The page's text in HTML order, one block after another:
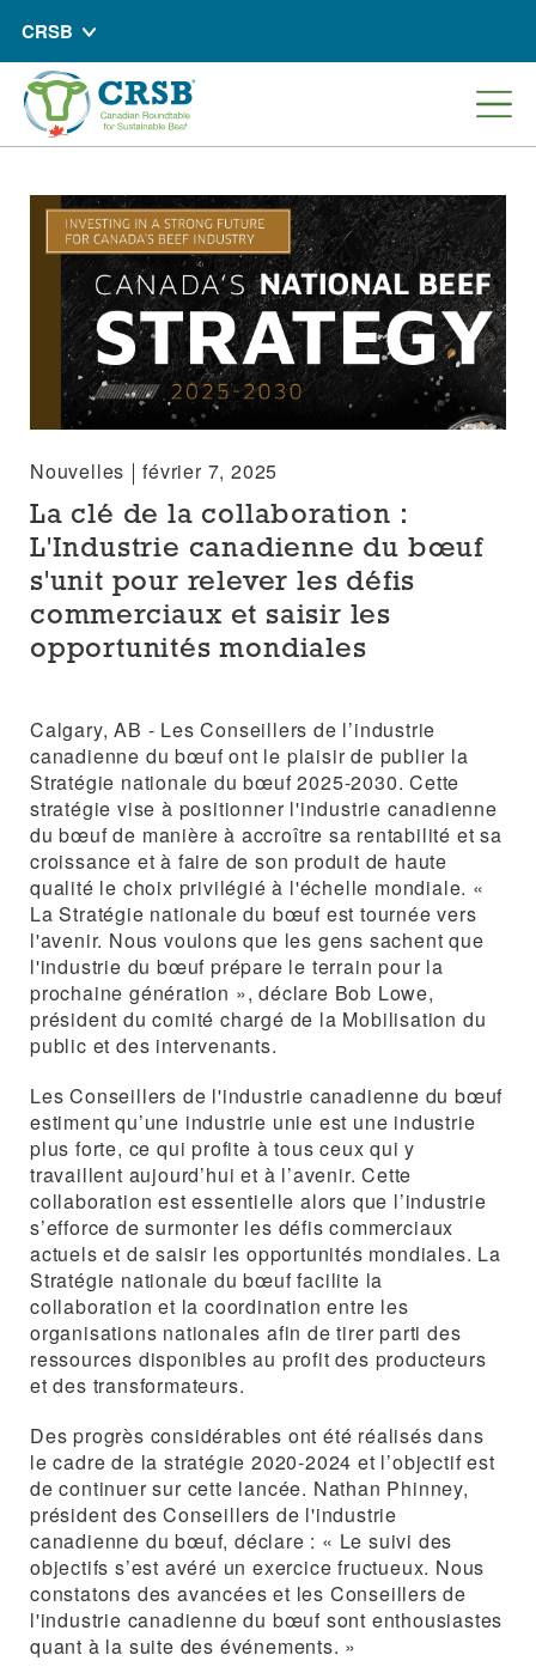
CRSB
Nouvelles février 7, 2025
La clé de la collaboration :
L'Industrie canadienne du bœuf
s'unit pour relever les défis
commerciaux et saisir les
opportunités mondiales
Calgary, AB - Les Conseillers de l’industrie
canadienne du bœuf ont le plaisir de publier la
Stratégie nationale du bœuf 2025-2030. Cette
stratégie vise à positionner l'industrie canadienne
du bœuf de manière à accroître sa rentabilité et sa
croissance et à faire de son produit de haute
qualité le choix privilégié à l'échelle mondiale. «
La Stratégie nationale du bœuf est tournée vers
l'avenir. Nous voulons que les gens sachent que
l'industrie du bœuf prépare le terrain pour la
prochaine génération », déclare Bob Lowe,
président du comité chargé de la Mobilisation du
public et des intervenants.
Les Conseillers de l'industrie canadienne du bœuf
estiment qu’une industrie unie est une industrie
plus forte, ce qui profite à tous ceux qui y
travaillent aujourd’hui et à l’avenir. Cette
collaboration est essentielle alors que l’industrie
s’efforce de surmonter les défis commerciaux
actuels et de saisir les opportunités mondiales. La
Stratégie nationale du bœuf facilite la
collaboration et la coordination entre les
organisations nationales afin de tirer parti des
ressources disponibles au profit des producteurs
et des transformateurs.
Des progrès considérables ont été réalisés dans
le cadre de la stratégie 2020-2024 et l’objectif est
de continuer sur cette lancée. Nathan Phinney,
président des Conseillers de l'industrie
canadienne du bœuf, déclare : « Le suivi des
objectifs s’est avéré un exercice fructueux. Nous
constatons des avancées et les Conseillers de
l'industrie canadienne du bœuf sont enthousiastes
quant à la suite des événements. »